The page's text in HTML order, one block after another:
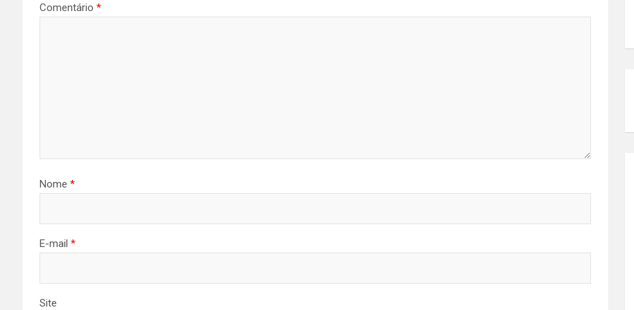
Comentário *
Nome *
E-mail *
Site